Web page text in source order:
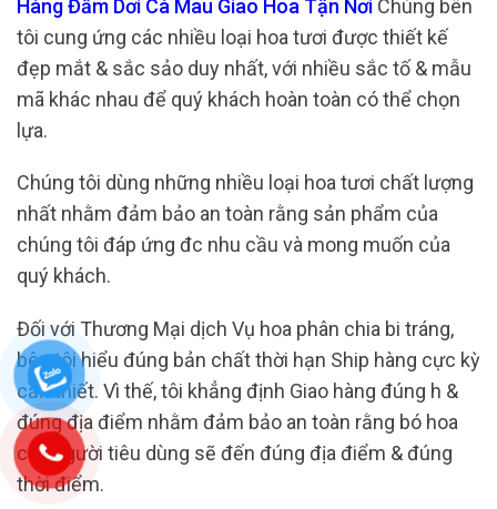
Hàng Đầm Dơi Cà Mau Giao Hoa Tận Nơi Chúng bên
tôi cung ứng các nhiều loại hoa tươi được thiết kế
đẹp mắt & sắc sảo duy nhất, với nhiều sắc tố & mẫu
mã khác nhau để quý khách hoàn toàn có thể chọn
lựa.
Chúng tôi dùng những nhiều loại hoa tươi chất lượng
nhất nhằm đảm bảo an toàn rằng sản phẩm của
chúng tôi đáp ứng đc nhu cầu và mong muốn của
quý khách.
Đối với Thương Mại dịch Vụ hoa phân chia bi tráng,
bên tôi hiểu đúng bản chất thời hạn Ship hàng cực kỳ
cần thiết. Vì thế, tôi khẳng định Giao hàng đúng h &
đúng địa điểm nhằm đảm bảo an toàn rằng bó hoa
của người tiêu dùng sẽ đến đúng địa điểm & đúng
thời điểm.